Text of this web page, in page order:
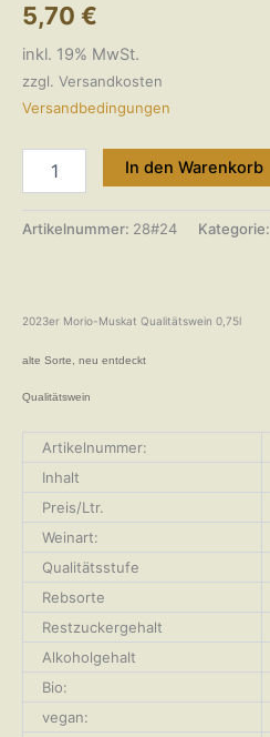
5,70 €
inkl. 19% MwSt.
zzgl. Versandkosten
Versandbedingungen
Morio
Menge
In den Warenkorb
Artikelnummer: 28#24 Kategorie:
2023er Morio-Muskat Qualitätswein 0,75l
alte Sorte, neu entdeckt
Qualitätswein
Artikelnummer:
Inhalt
Preis/Ltr.
Weinart:
Qualitätsstufe
Rebsorte
Restzuckergehalt
Alkoholgehalt
Bio:
vegan: